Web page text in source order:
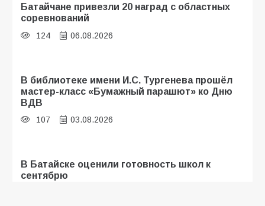
Батайчане привезли 20 наград с областных
соревнований
124 06.08.2026
В библиотеке имени И.С. Тургенева прошёл
мастер-класс «Бумажный парашют» ко Дню
ВДВ
107 03.08.2026
В Батайске оценили готовность школ к
сентябрю